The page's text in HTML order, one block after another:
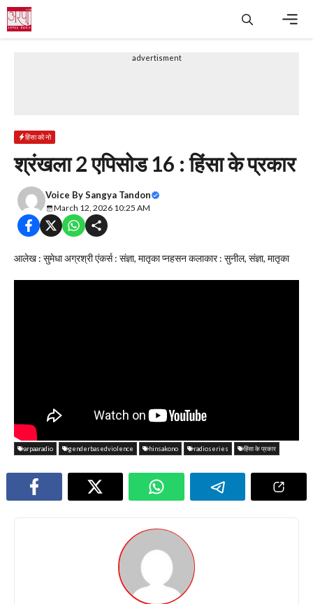
Skip
to
content
advertisment
हिंसा को नो
श्रंखला 2 एपिसोड 16 : हिंसा के प्रकार
Voice BySangya Tandon
March 12, 2026 10:25 AM
आलेख : सुमेधा अग्रश्री एंकर्स : संज्ञा, मातृका प्नहसन कलाकार : सुनील, संज्ञा, मातृका
arpaaradio genderbasedviolence hinsakono radioseries हिंसा के प्रकार